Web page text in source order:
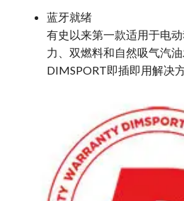
蓝牙就绪
有史以来第一款适用于电
力、双燃料和自然吸气汽
DIMSPORT即插即用解决